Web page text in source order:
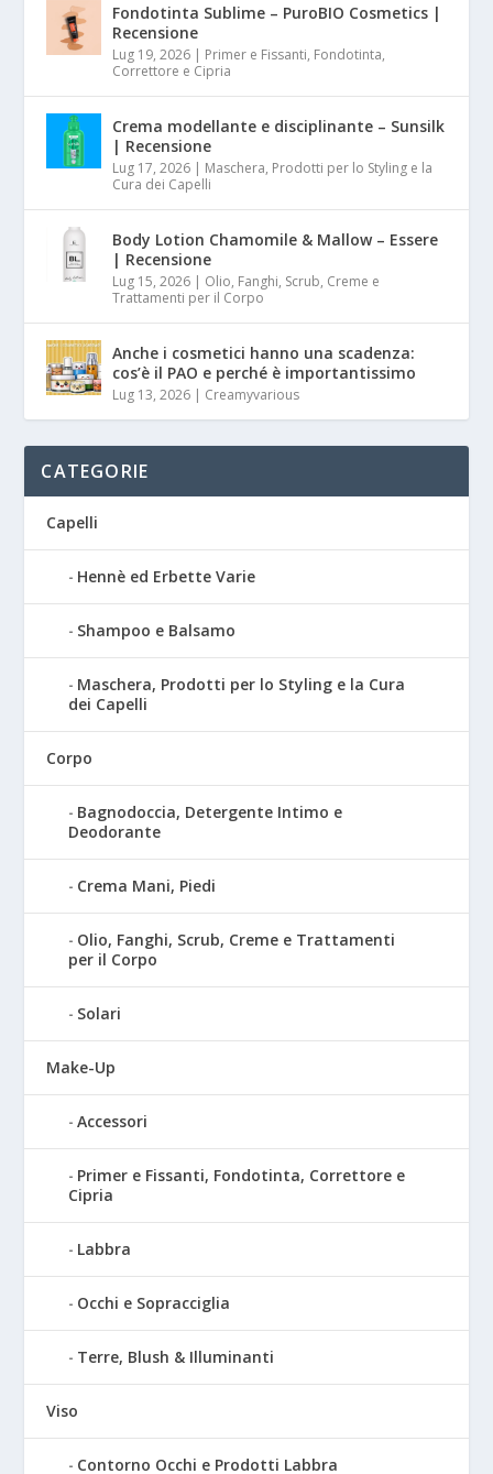
Fondotinta Sublime – PuroBIO Cosmetics |
Recensione
Lug 19, 2026 | Primer e Fissanti, Fondotinta,
Correttore e Cipria
Crema modellante e disciplinante – Sunsilk
| Recensione
Lug 17, 2026 | Maschera, Prodotti per lo Styling e la
Cura dei Capelli
Body Lotion Chamomile & Mallow – Essere
| Recensione
Lug 15, 2026 | Olio, Fanghi, Scrub, Creme e
Trattamenti per il Corpo
Anche i cosmetici hanno una scadenza:
cos’è il PAO e perché è importantissimo
Lug 13, 2026 | Creamyvarious
CATEGORIE
Capelli
Hennè ed Erbette Varie
Shampoo e Balsamo
Maschera, Prodotti per lo Styling e la Cura
dei Capelli
Corpo
Bagnodoccia, Detergente Intimo e
Deodorante
Crema Mani, Piedi
Olio, Fanghi, Scrub, Creme e Trattamenti
per il Corpo
Solari
Make-Up
Accessori
Primer e Fissanti, Fondotinta, Correttore e
Cipria
Labbra
Occhi e Sopracciglia
Terre, Blush & Illuminanti
Viso
Contorno Occhi e Prodotti Labbra